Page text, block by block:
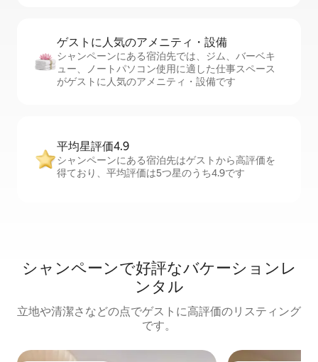
ゲストに人⁠気⁠のア⁠メ⁠ニ⁠テ⁠ィ・設⁠備
シャンペーンにある宿泊先では、ジム、バーベキ
ュー、ノートパソコン使用に適した仕事スペース
がゲストに人気のアメニティ・設備です
平均星評価4.9
シャンペーンにある宿泊先はゲストから高評価を
得ており、平均評価は5つ星のうち4.9です
シャンペーンで好評なバケーションレ
ンタル
立地や清潔さなどの点でゲストに高評価のリスティング
です。